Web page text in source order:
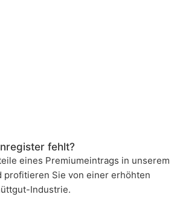
fehlt?
eines Premiumeintrags in unserem
profitieren Sie von einer erhöhten
Industrie.